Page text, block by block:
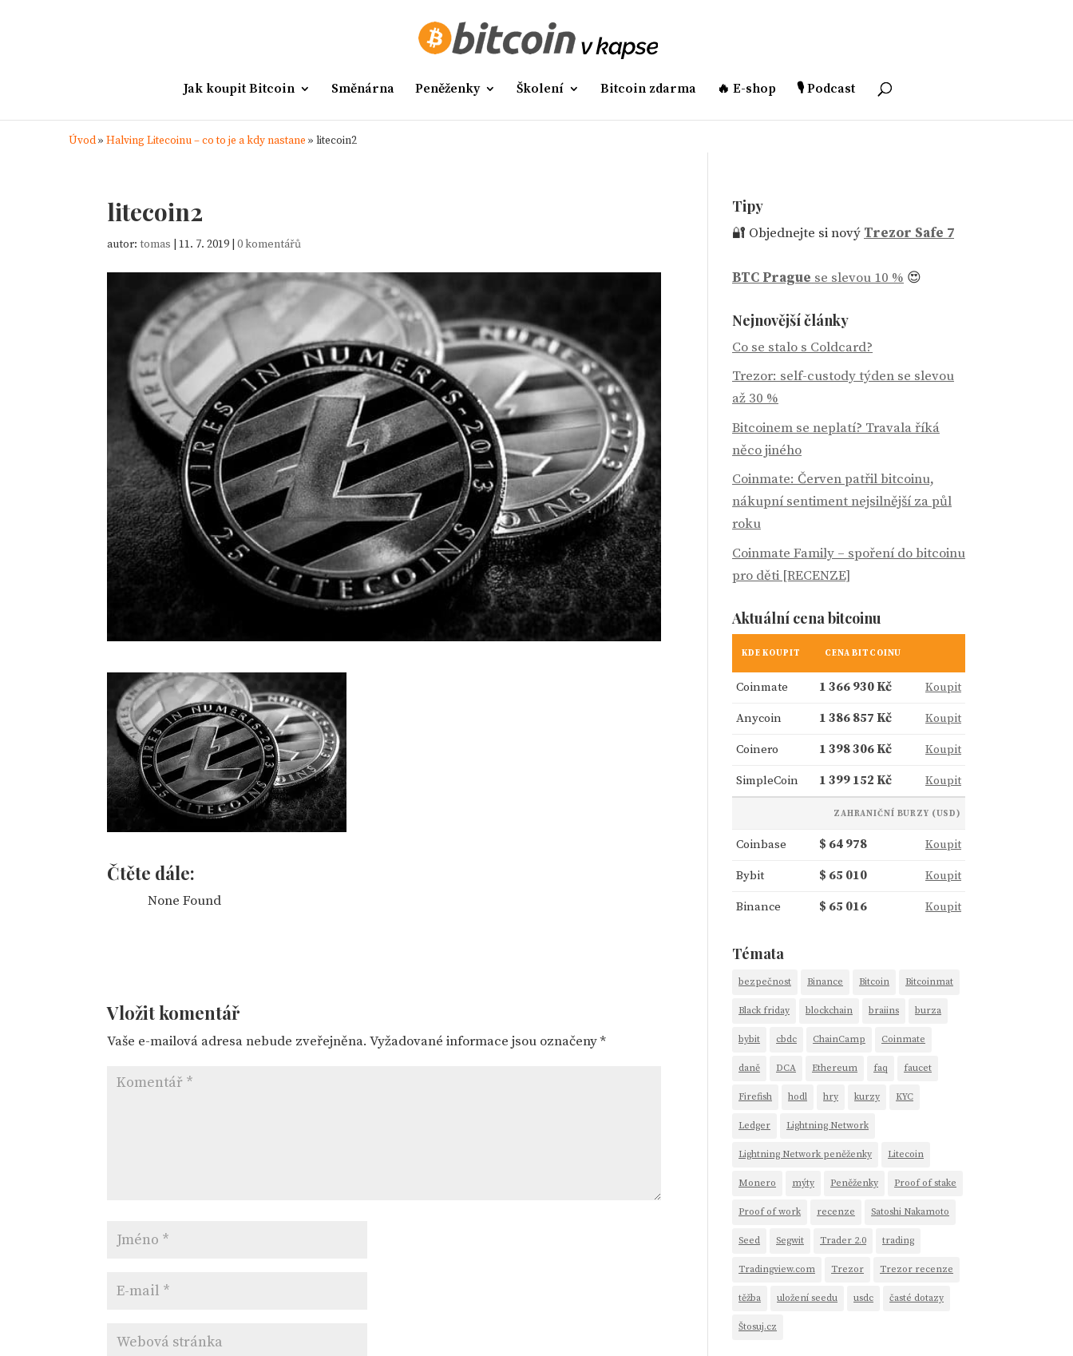
Jak koupit Bitcoin Směnárna Peněženky Školení Bitcoin zdarma 🔥 E-shop 🎙️ Podcast
Úvod» Halving Litecoinu – co to je a kdy nastane » litecoin2
litecoin2
autor:tomas |11. 7. 2019 |0 komentářů
Čtěte dále:
None Found
Vložit komentář
Vaše e-mailová adresa nebude zveřejněna. Vyžadované informace jsou označeny*
Tipy
🔐 Objednejte si nový Trezor Safe 7
BTC Prague se slevou 10 % 😍
Nejnovější články
Co se stalo s Coldcard?
Trezor: self-custody týden se slevou
až 30 %
Bitcoinem se neplatí? Travala říká
něco jiného
Coinmate: Červen patřil bitcoinu,
nákupní sentiment nejsilnější za půl
roku
Coinmate Family – spoření do bitcoinu
pro děti [RECENZE]
Aktuální cena bitcoinu
KDE KOUPIT CENA BITCOINU
Coinmate 1 366 930 Kč Koupit
Anycoin 1 386 857 Kč Koupit
Coinero 1 398 306 Kč Koupit
SimpleCoin 1 399 152 Kč Koupit
ZAHRANIČNÍ BURZY (USD)
Coinbase $ 64 978 Koupit
Bybit $ 65 010 Koupit
Binance $ 65 016 Koupit
Témata
bezpečnost Binance Bitcoin Bitcoinmat
Black friday blockchain braiins burza
bybit cbdc ChainCamp Coinmate
daně DCA Ethereum faq faucet
Firefish hodl hry kurzy KYC
Ledger Lightning Network
Lightning Network peněženky Litecoin
Monero mýty Peněženky Proof of stake
Proof of work recenze Satoshi Nakamoto
Seed Segwit Trader 2.0 trading
Tradingview.com Trezor Trezor recenze
těžba uložení seedu usdc časté dotazy
Štosuj.cz